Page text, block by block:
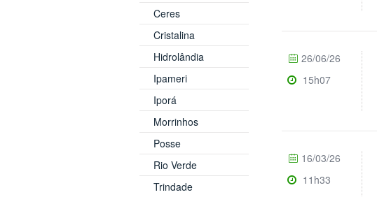
Ceres
Cristalina
Hidrolândia
Ipameri
Iporá
Morrinhos
Posse
Rio Verde
Trindade
26/06/26
15h07
16/03/26
11h33